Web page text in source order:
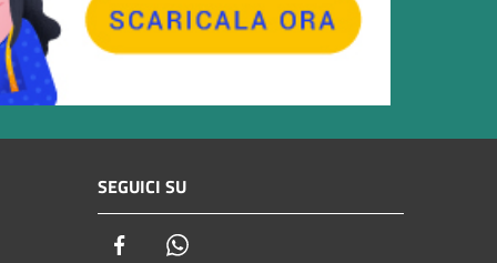
SEGUICI SU
Facebook